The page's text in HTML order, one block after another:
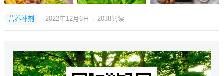
营养补剂 2022年12月6日 · 2038阅读